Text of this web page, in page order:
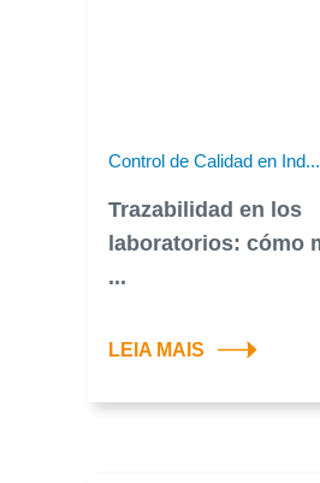
Control de Calidad en
Trazabilidad en los
laboratorios: cómo
...
LEIA MAIS